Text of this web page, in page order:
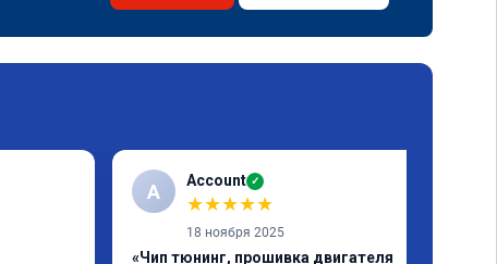
A Account ✓
★★★★★
18 ноября 2025
«Чип тюнинг, прошивка двигателя